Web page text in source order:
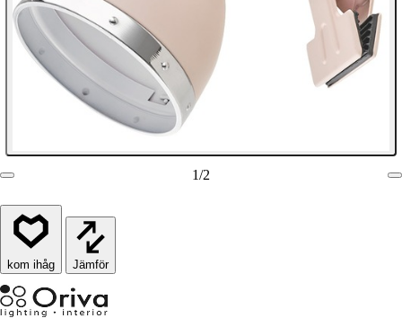
1/2
Jämför